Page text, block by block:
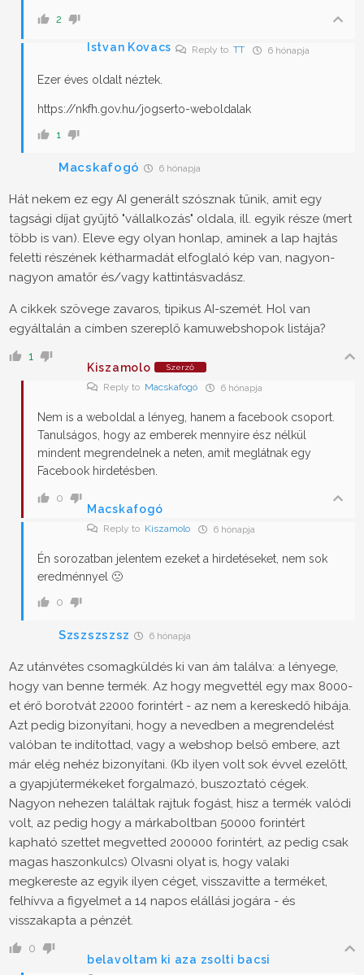
2
Istvan Kovacs Reply toTT 6 hónapja
Ezer éves oldalt néztek.
https://nkfh.gov.hu/jogserto-weboldalak
1
Macskafogó 6 hónapja
Hát nekem ez egy AI generált szósznak tűnik, amit egy
tagsági díjat gyűjtő "vállalkozás" oldala, ill. egyik része (mert
több is van). Eleve egy olyan honlap, aminek a lap hajtás
feletti részének kétharmadát elfoglaló kép van, nagyon-
nagyon amatőr és/vagy kattintásvadász.
A cikkek szövege zavaros, tipikus AI-szemét. Hol van
egyáltalán a címben szereplő kamuwebshopok listája?
1
Kiszamolo
Szerző
Reply to Macskafogó 6 hónapja
Nem is a weboldal a lényeg, hanem a facebook csoport.
Tanulságos, hogy az emberek mennyire ész nélkül
mindent megrendelnek a neten, amit meglátnak egy
Facebook hirdetésben.
0
Macskafogó
Reply to Kiszamolo 6 hónapja
Én sorozatban jelentem ezeket a hirdetéseket, nem sok
eredménnyel 🙁
0
Szszszszsz 6 hónapja
Az utánvétes csomagküldés ki van ám találva: a lényege,
hogy van benne termék. Az hogy megvettél egy max 8000-
et érő borotvát 22000 forintért - az nem a kereskedő hibája.
Azt pedig bizonyítani, hogy a nevedben a megrendelést
valóban te indítottad, vagy a webshop belső embere, azt
már elég nehéz bizonyítani. (Kb ilyen volt sok évvel ezelőtt,
a gyapjútermékeket forgalmazó, buszoztató cégek.
Nagyon nehezen találtak rajtuk fogást, hisz a termék valódi
volt, az pedig hogy a márkaboltban 50000 forintért
kapható szettet megvetted 200000 forintért, az pedig csak
magas haszonkulcs) Olvasni olyat is, hogy valaki
megkereste az egyik ilyen céget, visszavitte a terméket,
felhívva a figyelmet a 14 napos elállási jogára - és
visszakapta a pénzét.
0
belavoltam ki aza zsolti bacsi